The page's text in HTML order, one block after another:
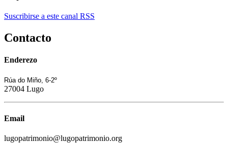
Suscribirse a este canal RSS
Contacto
Enderezo
Rúa do Miño, 6-2º
27004 Lugo
Email
lugopatrimonio@lugopatrimonio.org